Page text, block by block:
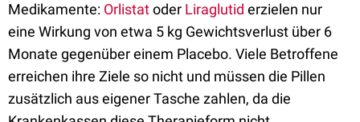
Medikamente: Orlistatoder Liraglutid erzielen nur
eine Wirkung von etwa 5 kg Gewichtsverlust über 6
Monate gegenüber einem Placebo. Viele Betroffene
erreichen ihre Ziele so nicht und müssen die Pillen
zusätzlich aus eigener Tasche zahlen, da die